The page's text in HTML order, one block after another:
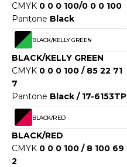
UND JACKEN
COOL
HOODS
T'S
CMYK 0 0 0 100/0 0 0 100
Pantone Black
BLACK/KELLY GREEN
BLACK/KELLY GREEN
CMYK 0 0 0 100 / 85 22 71
7
Pantone Black / 17-6153TP
BLACK/RED
BLACK/RED
CMYK 0 0 0 100 / 8 100 69
2